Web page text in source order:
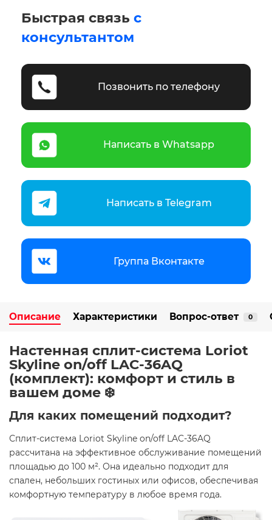
Быстрая связь с
консультантом
Позвонить по телефону
Написать в Whatsapp
Написать в Telegram
Группа Вконтакте
Описание Характеристики Вопрос-ответ 0
Настенная сплит-система Loriot
Skyline on/off LAC-36AQ
(комплект): комфорт и стиль в
вашем доме ❄️
Для каких помещений подходит?
Сплит-система Loriot Skyline on/off LAC-36AQ
рассчитана на эффективное обслуживание помещений
площадью до 100 м². Она идеально подходит для
спален, небольших гостиных или офисов, обеспечивая
комфортную температуру в любое время года.​